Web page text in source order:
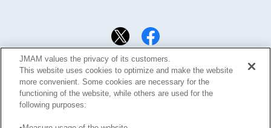
JMAM values the privacy of its customers.
This website uses cookies to optimize and make the website
more convenient. Some cookies are necessary for the
functioning of the website, while others are used for the
following purposes: